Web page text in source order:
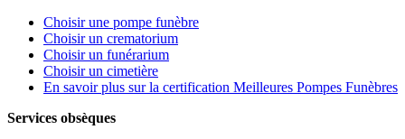
Choisir une pompe funèbre
Choisir un crematorium
Choisir un funérarium
Choisir un cimetière
En savoir plus sur la certification Meilleures Pompes Funèbres
Services obsèques